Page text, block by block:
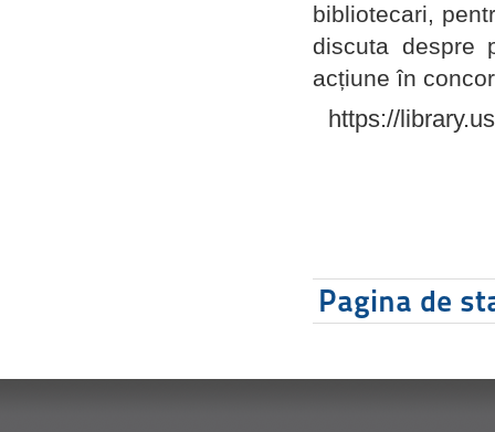
bibliotecari,
discuta despre
acțiune în
https://
Pagina de